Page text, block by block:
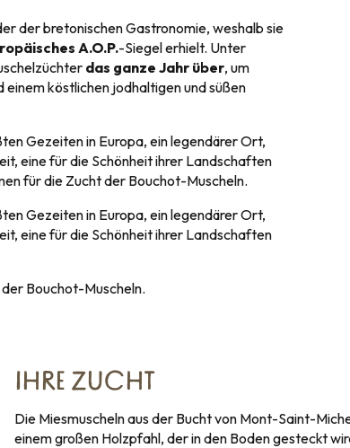
der bretonischen Gastronomie, weshalb sie
A.O.P.-Siegel erhielt. Unter
das ganze Jahr über, um
köstlichen jodhaltigen und süßen
Gezeiten in Europa, ein legendärer Ort,
eine für die Schönheit ihrer Landschaften
für die Zucht der Bouchot-Muscheln.
Gezeiten in Europa, ein legendärer Ort,
eine für die Schönheit ihrer Landschaften
Bouchot-Muscheln.
IHRE ZUCHT
Die Miesmuscheln aus der Bucht von Mont-Saint-
einem großen Holzpfahl, der in den Boden gesteckt